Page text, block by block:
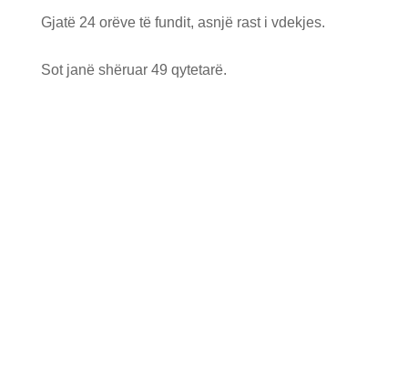
Gjatë 24 orëve të fundit, asnjë rast i vdekjes.
Sot janë shëruar 49 qytetarë.